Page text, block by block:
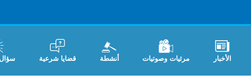
الأخبار مرئيات وصوتيات أنشطة قضايا شرعية